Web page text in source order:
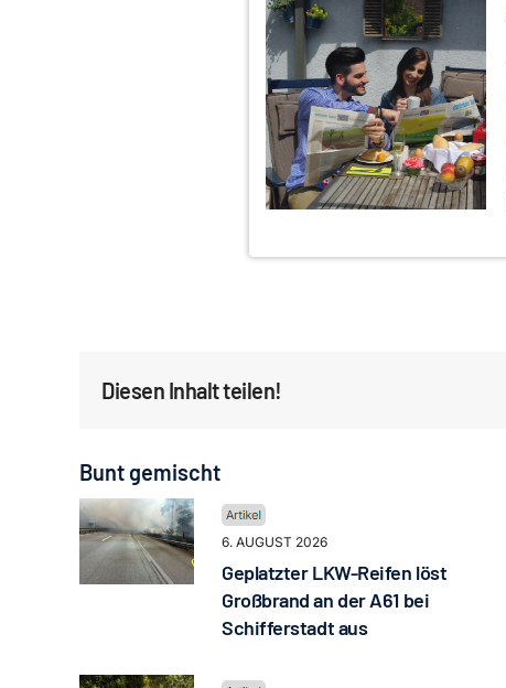
Diesen Inhalt teilen!
Bunt gemischt
6. AUGUST 2026
Geplatzter LKW-Reifen löst
Großbrand an der A61 bei
Schifferstadt aus